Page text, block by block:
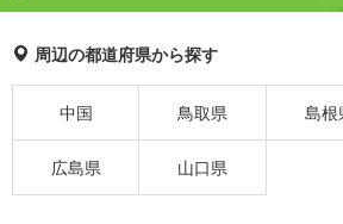
周辺の都道府県から探す
中国 鳥取県 島根
広島県 山口県